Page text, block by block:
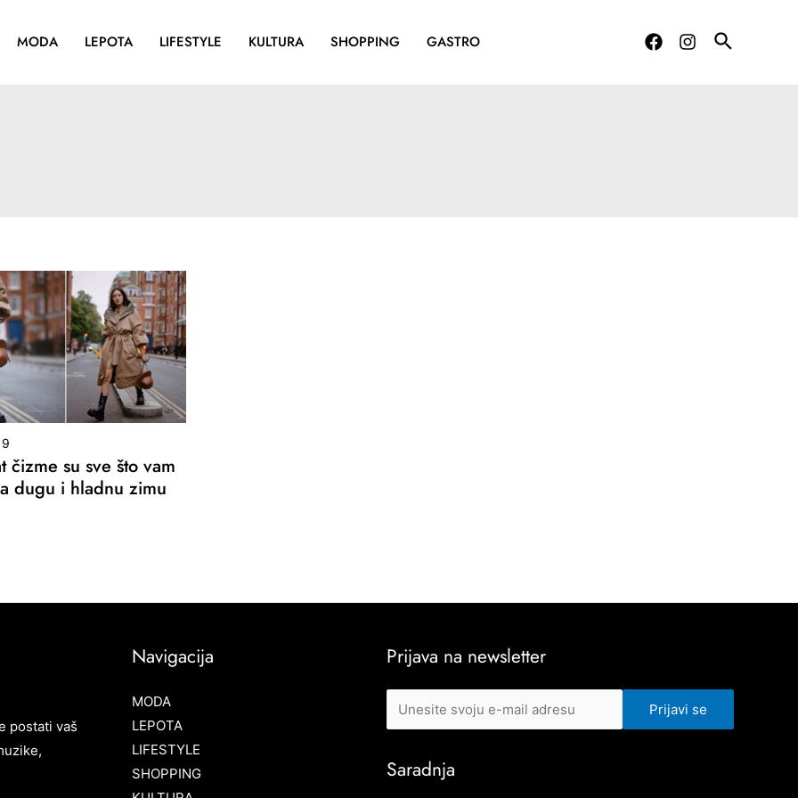
MODA LEPOTA LIFESTYLE KULTURA SHOPPING GASTRO
čizme su sve što vam
dugu i hladnu zimu
postati vaš
Navigacija
MODA
LEPOTA
LIFESTYLE
SHOPPING
Prijava na newsletter
Saradnja